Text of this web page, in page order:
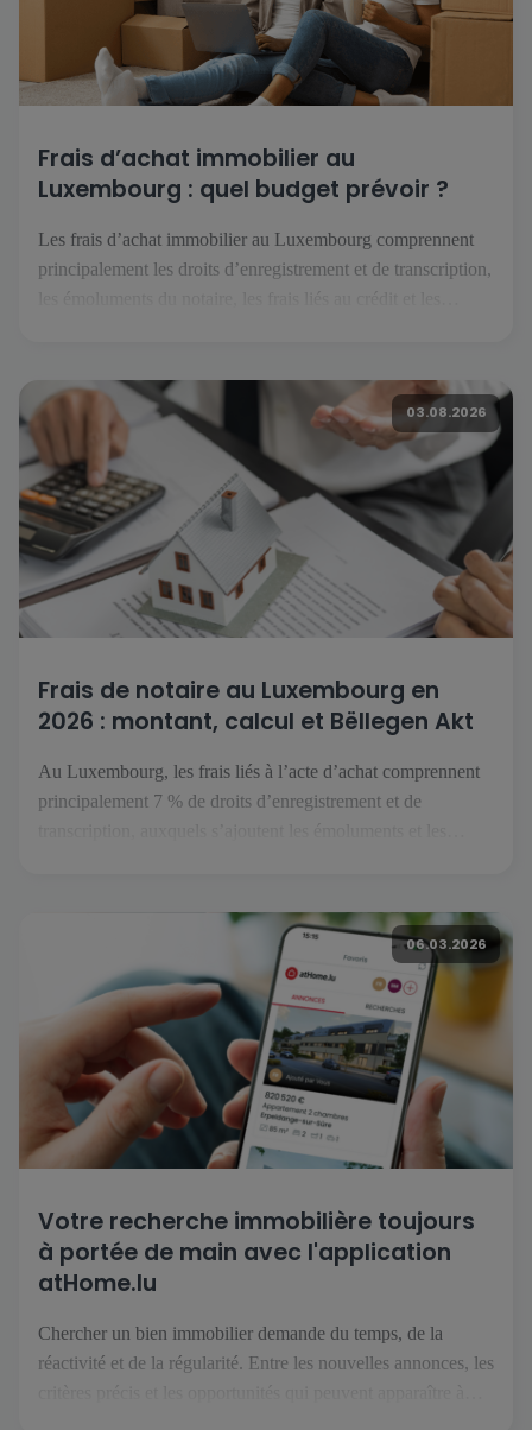
Frais d’achat immobilier au
Luxembourg : quel budget prévoir ?
Les frais d’achat immobilier au Luxembourg comprennent
principalement les droits d’enregistrement et de transcription,
et les dépenses courantes du futur logement. Quels frais faut-
il prévoir pour acheter […]
03.08.2026
Frais de notaire au Luxembourg en
2026 : montant, calcul et Bëllegen Akt
Au Luxembourg, les frais liés à l’acte d’achat comprennent
principalement 7 % de droits d’enregistrement et de
luxembourgeois a annoncé une hausse à 45 000 € en juillet
06.03.2026
Votre recherche immobilière toujours
à portée de main avec l'application
atHome.lu
Chercher un bien immobilier demande du temps, de la
réactivité et de la régularité. Entre les nouvelles annonces, les